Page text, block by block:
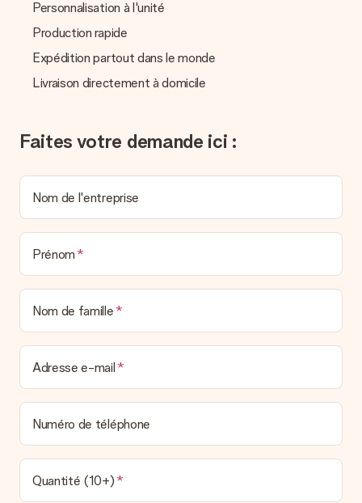
Nous déplorons le fait que votre cadeau ne vous plaise pas.
Vous pouvez dans ce cas contacter notre service client qui
vous aidera à trouver une solution satisfaisante.
Nous n’envoyons pas de facture avec le cadeau. Nous vous
personnel MySurprise. Vous pouvez ainsi être tranquille et
envoyer directement le cadeau à l’heureux destinataire, pour
Personnalisation à l'unité
Production rapide
Expédition partout dans le monde
Livraison directement à domicile
Faites votre demande ici :
Nom de l'entreprise
Prénom
Nom de famille
Adresse e-mail
Numéro de téléphone
Quantité (10+)